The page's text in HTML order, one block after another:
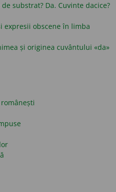
substrat? Da. Cuvinte dacice?
expresii obscene în limba
și originea cuvântului «da»